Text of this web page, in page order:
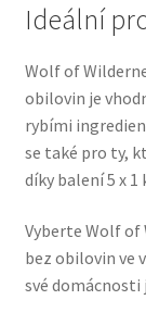
Ideální
Wolf of
obilovin je
rybími
se také pro ty,
díky balení 5 x
Vyberte Wolf of
bez obilovin ve
své domácnosti